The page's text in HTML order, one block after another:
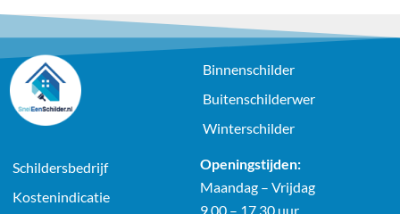
Binnenschilder
Buitenschilderwer
Winterschilder
Schildersbedrijf
Kostenindicatie
Openingstijden:
Maandag – Vrijdag
9.00 – 17.30 uur